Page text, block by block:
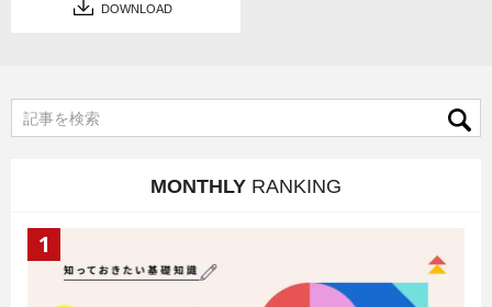
DOWNLOAD
MONTHLY RANKING